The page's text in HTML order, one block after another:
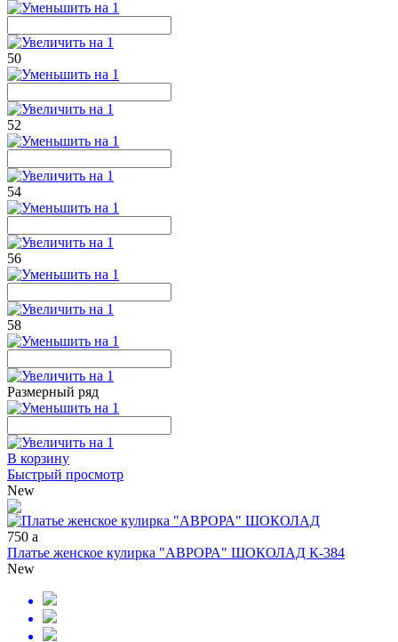
50
52
54
56
58
Размерный ряд
В корзину
Быстрый просмотр
New
750 a
Платье женское кулирка "АВРОРА" ШОКОЛАД К-384
New